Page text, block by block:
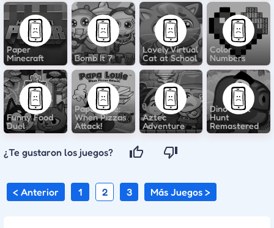
Paper
Minecraft
Bomb It 7
Lovely Virtual
Cat at School
Color
Numbers
Funny Food
Duel
Papa Louie:
When Pizzas
Attack!
Aztec
Adventure
Dino Meat
Hunt
Remastered
¿Te gustaron los juegos?
< Anterior 1 2 3 Más Juegos >